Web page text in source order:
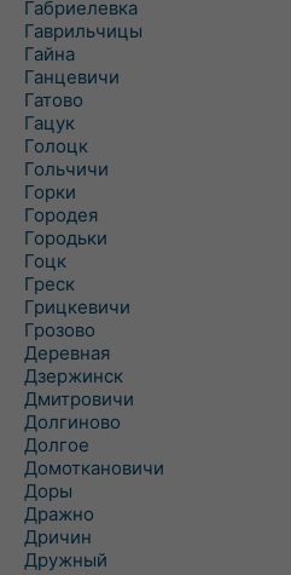
Габриелевка
Гаврильчицы
Гайна
Ганцевичи
Гатово
Гацук
Голоцк
Гольчичи
Горки
Городея
Городьки
Гоцк
Греск
Грицкевичи
Грозово
Деревная
Дзержинск
Дмитровичи
Долгиново
Долгое
Домоткановичи
Доры
Дражно
Дричин
Дружный